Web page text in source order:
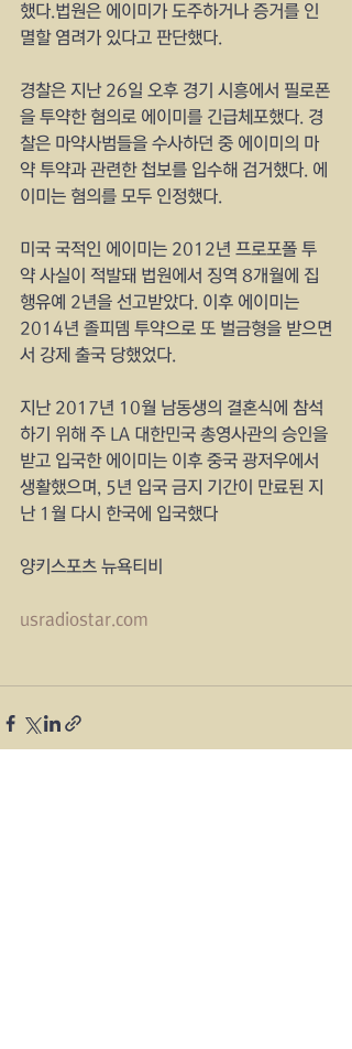
했다.법원은 에이미가 도주하거나 증거를 인
멸할 염려가 있다고 판단했다.
경찰은 지난 26일 오후 경기 시흥에서 필로폰
을 투약한 혐의로 에이미를 긴급체포했다. 경
찰은 마약사범들을 수사하던 중 에이미의 마
약 투약과 관련한 첩보를 입수해 검거했다. 에
이미는 혐의를 모두 인정했다.
미국 국적인 에이미는 2012년 프로포폴 투
약 사실이 적발돼 법원에서 징역 8개월에 집
행유예 2년을 선고받았다. 이후 에이미는
2014년 졸피뎀 투약으로 또 벌금형을 받으면
서 강제 출국 당했었다.
지난 2017년 10월 남동생의 결혼식에 참석
하기 위해 주 LA 대한민국 총영사관의 승인을
받고 입국한 에이미는 이후 중국 광저우에서
생활했으며, 5년 입국 금지 기간이 만료된 지
난 1월 다시 한국에 입국했다
양키스포츠 뉴욕티비
usradiostar.com